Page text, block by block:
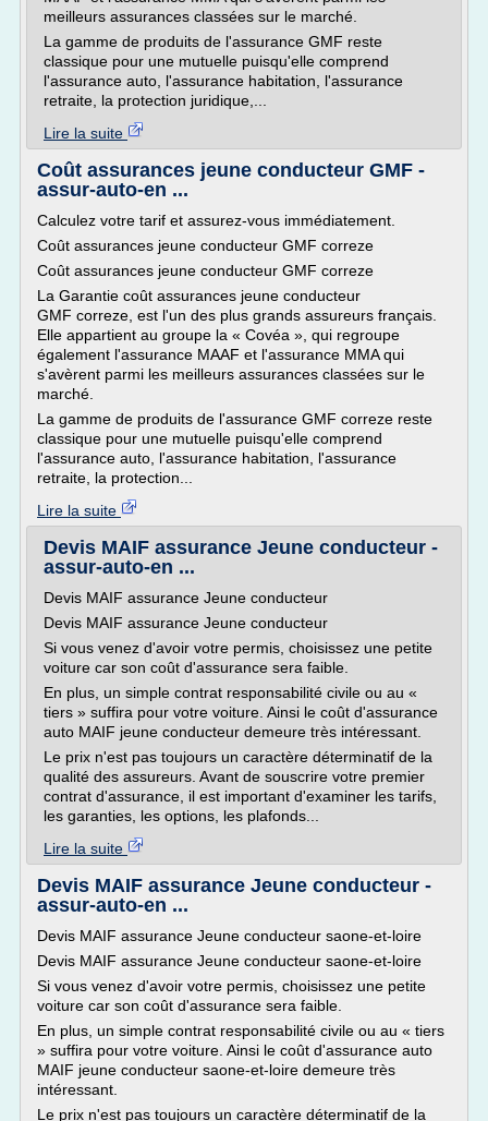
meilleurs assurances classées sur le marché.
La gamme de produits de l'assurance GMF reste
classique pour une mutuelle puisqu'elle comprend
l'assurance auto, l'assurance habitation, l'assurance
retraite, la protection juridique,...
Lire la suite
Coût assurances jeune conducteur GMF -
assur-auto-en ...
Calculez votre tarif et assurez-vous immédiatement.
Coût assurances jeune conducteur GMF correze
Coût assurances jeune conducteur GMF correze
La Garantie coût assurances jeune conducteur
GMF correze, est l'un des plus grands assureurs français.
Elle appartient au groupe la « Covéa », qui regroupe
également l'assurance MAAF et l'assurance MMA qui
s'avèrent parmi les meilleurs assurances classées sur le
marché.
La gamme de produits de l'assurance GMF correze reste
classique pour une mutuelle puisqu'elle comprend
l'assurance auto, l'assurance habitation, l'assurance
retraite, la protection...
Lire la suite
Devis MAIF assurance Jeune conducteur -
assur-auto-en ...
Devis MAIF assurance Jeune conducteur
Devis MAIF assurance Jeune conducteur
Si vous venez d'avoir votre permis, choisissez une petite
voiture car son coût d'assurance sera faible.
En plus, un simple contrat responsabilité civile ou au «
tiers » suffira pour votre voiture. Ainsi le coût d'assurance
auto MAIF jeune conducteur demeure très intéressant.
Le prix n'est pas toujours un caractère déterminatif de la
qualité des assureurs. Avant de souscrire votre premier
contrat d'assurance, il est important d'examiner les tarifs,
les garanties, les options, les plafonds...
Lire la suite
Devis MAIF assurance Jeune conducteur -
assur-auto-en ...
Devis MAIF assurance Jeune conducteur saone-et-loire
Devis MAIF assurance Jeune conducteur saone-et-loire
Si vous venez d'avoir votre permis, choisissez une petite
voiture car son coût d'assurance sera faible.
En plus, un simple contrat responsabilité civile ou au « tiers
» suffira pour votre voiture. Ainsi le coût d'assurance auto
MAIF jeune conducteur saone-et-loire demeure très
intéressant.
Le prix n'est pas toujours un caractère déterminatif de la